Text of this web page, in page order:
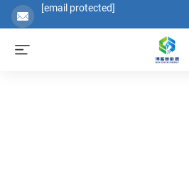
[email protected]